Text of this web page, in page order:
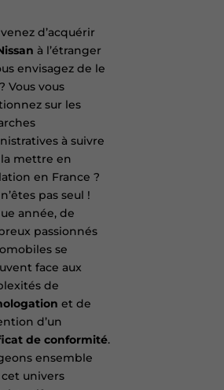
d’acquérir
à l’étranger
envisagez de le
Vous vous
sur les
à suivre
mettre en
en France ?
pas seul !
année, de
passionnés
se
face aux
de
et de
d’un
de conformité.
ensemble
univers